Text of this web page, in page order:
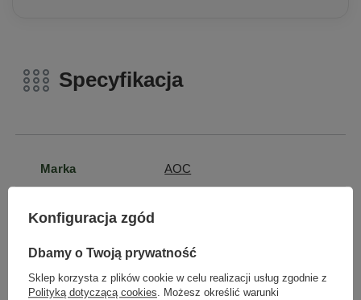
Specyfikacja
Marka AOC
Symbol
Gwarancja
gwarancji
Konfiguracja zgód
Dbamy o Twoją prywatność
Sklep korzysta z plików cookie w celu realizacji usług zgodnie z
Polityką dotyczącą cookies. Możesz określić warunki